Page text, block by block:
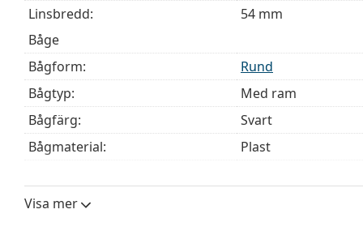
Linsbredd:
54 mm
Båge
Bågform:
Rund
Bågtyp:
Med ram
Bågfärg:
Svart
Bågmaterial:
Plast
Bredd:
Visa mer